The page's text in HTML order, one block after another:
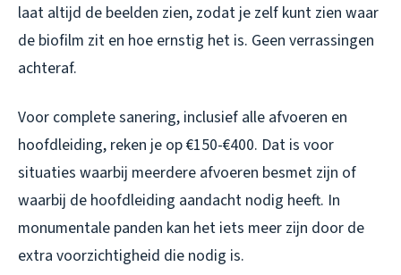
laat altijd de beelden zien, zodat je zelf kunt zien waar
de biofilm zit en hoe ernstig het is. Geen verrassingen
achteraf.
Voor complete sanering, inclusief alle afvoeren en
hoofdleiding, reken je op €150-€400. Dat is voor
situaties waarbij meerdere afvoeren besmet zijn of
waarbij de hoofdleiding aandacht nodig heeft. In
monumentale panden kan het iets meer zijn door de
extra voorzichtigheid die nodig is.